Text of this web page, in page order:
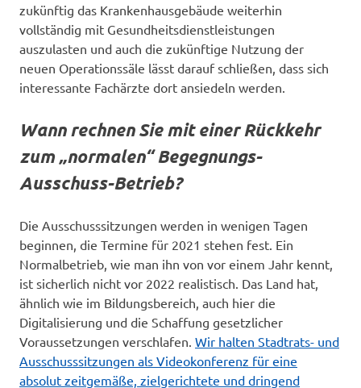
zukünftig das Krankenhausgebäude weiterhin
vollständig mit Gesundheitsdienstleistungen
auszulasten und auch die zukünftige Nutzung der
neuen Operationssäle lässt darauf schließen, dass sich
interessante Fachärzte dort ansiedeln werden.
Wann rechnen Sie mit einer Rückkehr
zum „normalen“ Begegnungs-
Ausschuss-Betrieb?
Die Ausschusssitzungen werden in wenigen Tagen
beginnen, die Termine für 2021 stehen fest. Ein
Normalbetrieb, wie man ihn von vor einem Jahr kennt,
ist sicherlich nicht vor 2022 realistisch. Das Land hat,
ähnlich wie im Bildungsbereich, auch hier die
Digitalisierung und die Schaffung gesetzlicher
Voraussetzungen verschlafen. Wir halten Stadtrats- und
Ausschusssitzungen als Videokonferenz für eine
absolut zeitgemäße, zielgerichtete und dringend